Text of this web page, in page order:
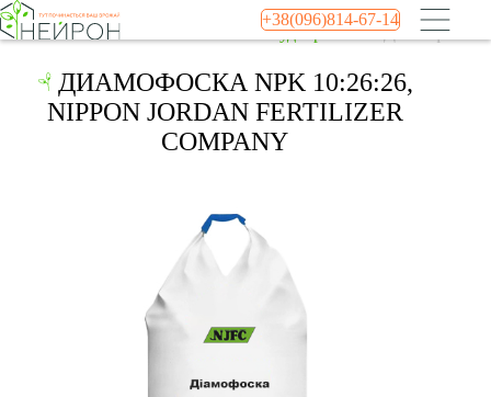
+38(096)814-67-14
Главная Каталог Комплексные удобрения Диамофоска
ДИАМОФОСКА NPK 10:26:26,
NIPPON JORDAN FERTILIZER
COMPANY​